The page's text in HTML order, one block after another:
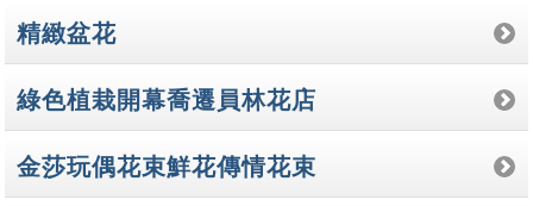
精緻盆花
綠色植栽開幕喬遷員林花店
金莎玩偶花束鮮花傳情花束